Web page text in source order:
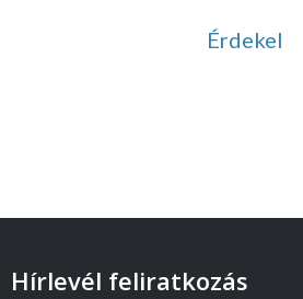
Érdekel
Hírlevél feliratkozás